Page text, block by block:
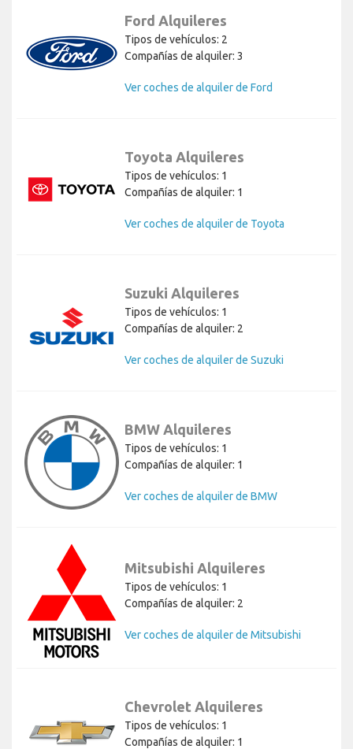
Ford Alquileres
Tipos de vehículos: 2
Compañías de alquiler: 3
Ver coches de alquiler de Ford
Toyota Alquileres
Tipos de vehículos: 1
Compañías de alquiler: 1
Ver coches de alquiler de Toyota
Suzuki Alquileres
Tipos de vehículos: 1
Compañías de alquiler: 2
Ver coches de alquiler de Suzuki
BMW Alquileres
Tipos de vehículos: 1
Compañías de alquiler: 1
Ver coches de alquiler de BMW
Mitsubishi Alquileres
Tipos de vehículos: 1
Compañías de alquiler: 2
Ver coches de alquiler de Mitsubishi
Chevrolet Alquileres
Tipos de vehículos: 1
Compañías de alquiler: 1